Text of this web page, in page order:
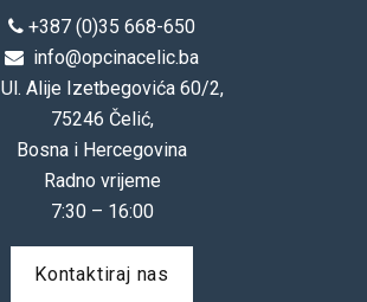
+387 (0)35 668-650
info@opcinacelic.ba
Ul. Alije Izetbegovića 60/2,
75246 Čelić,
Bosna i Hercegovina
Radno vrijeme
7:30 – 16:00
Kontaktiraj nas